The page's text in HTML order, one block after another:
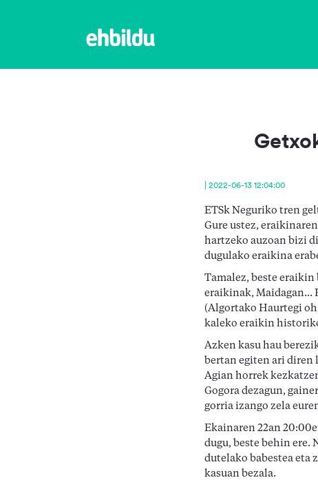
| 2022-06-13 12:04:00
ETSk Neguriko tren
Gure ustez,
hartzeko auzoan bizi
dugulako eraikina
Tamalez, beste eraikin
eraikinak, Maidagan...
(Algortako Haurtegi
kaleko eraikin
Azken kasu hau
bertan egiten ari diren
Agian horrek
Gogora dezagun,
gorria izango zela
Ekainaren 22an
dugu, beste behin
dutelako babestea eta
kasuan bezala.